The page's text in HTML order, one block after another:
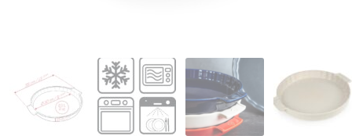
מתנות לחנוכת בית
מתנות למטבח
מתכונים שלכם
מאמרים